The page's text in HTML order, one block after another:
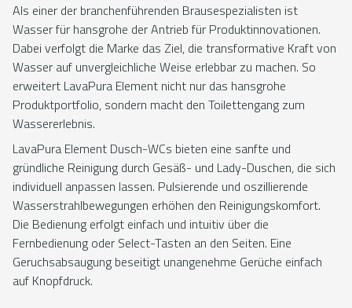
Als einer der branchenführenden Brausespezialisten ist
Wasser für hansgrohe der Antrieb für Produktinnovationen.
Dabei verfolgt die Marke das Ziel, die transformative Kraft von
Wasser auf unvergleichliche Weise erlebbar zu machen. So
erweitert LavaPura Element nicht nur das hansgrohe
Produktportfolio, sondern macht den Toilettengang zum
Wassererlebnis.
LavaPura Element Dusch-WCs bieten eine sanfte und
gründliche Reinigung durch Gesäß- und Lady-Duschen, die sich
individuell anpassen lassen. Pulsierende und oszillierende
Wasserstrahlbewegungen erhöhen den Reinigungskomfort.
Die Bedienung erfolgt einfach und intuitiv über die
Fernbedienung oder Select-Tasten an den Seiten. Eine
Geruchsabsaugung beseitigt unangenehme Gerüche einfach
auf Knopfdruck.